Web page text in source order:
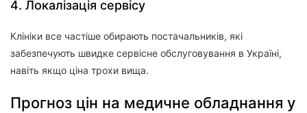
4. Локалізація сервісу
Клініки все частіше обирають постачальників, які
забезпечують швидке сервісне обслуговування в Україні,
навіть якщо ціна трохи вища.
Прогноз цін на медичне обладнання у